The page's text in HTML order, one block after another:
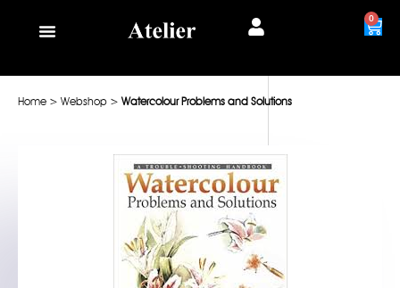
0
Home > Webshop >Watercolour Problems and Solutions